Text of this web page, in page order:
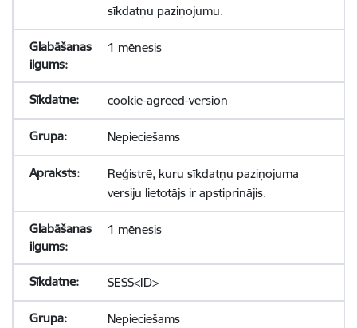
sīkdatņu paziņojumu.
1 mēnesis
cookie-agreed-version
Nepieciešams
Reģistrē, kuru sīkdatņu paziņojuma
versiju lietotājs ir apstiprinājis.
1 mēnesis
SESS<ID>
Nepieciešams